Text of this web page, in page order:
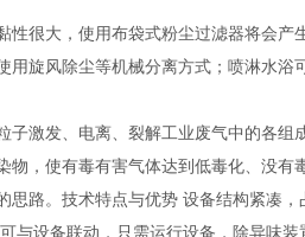
很大，使用布袋式粉尘过滤器将会产
旋风除尘等机械分离方式；喷淋水
激发、电离、裂解工业废气中的各组
，使有毒有害气体达到低毒化、没
路。技术特点与优势 设备结构紧凑
设备联动，只需运行设备，除异味装